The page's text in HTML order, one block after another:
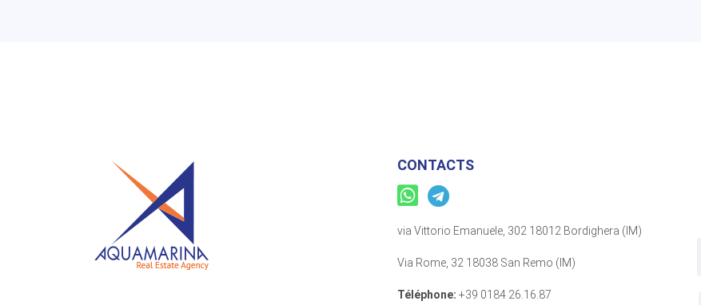
CONTACTS
via Vittorio Emanuele, 302 18012 Bordighera (IM)
Via Rome, 32 18038 San Remo (IM)
Téléphone: +39 0184 26.16.87